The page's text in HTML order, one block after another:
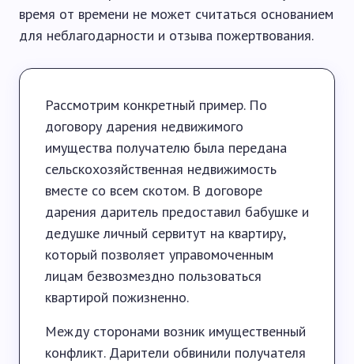
время от времени не может считаться основанием
для неблагодарности и отзыва пожертвования.
Рассмотрим конкретный пример. По
договору дарения недвижимого
имущества получателю была передана
сельскохозяйственная недвижимость
вместе со всем скотом. В договоре
дарения даритель предоставил бабушке и
дедушке личный сервитут на квартиру,
который позволяет управомоченным
лицам безвозмездно пользоваться
квартирой пожизненно.
Между сторонами возник имущественный
конфликт. Дарители обвинили получателя